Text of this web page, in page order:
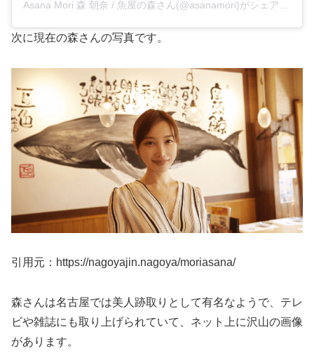
次に現在の森さんの写真です。
引用元：https://nagoyajin.nagoya/moriasana/
森さんは名古屋では美人跡取りとして有名なようで、テレ
ビや雑誌にも取り上げられていて、ネット上に沢山の画像
があります。